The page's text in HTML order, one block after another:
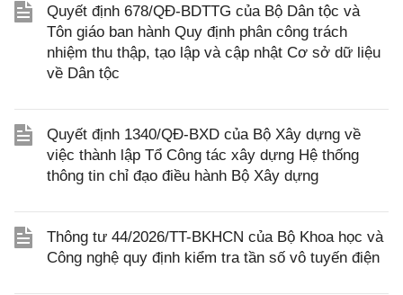
Quyết định 678/QĐ-BDTTG của Bộ Dân tộc và
Tôn giáo ban hành Quy định phân công trách
nhiệm thu thập, tạo lập và cập nhật Cơ sở dữ liệu
về Dân tộc
Quyết định 1340/QĐ-BXD của Bộ Xây dựng về
việc thành lập Tổ Công tác xây dựng Hệ thống
thông tin chỉ đạo điều hành Bộ Xây dựng
Thông tư 44/2026/TT-BKHCN của Bộ Khoa học và
Công nghệ quy định kiểm tra tần số vô tuyến điện